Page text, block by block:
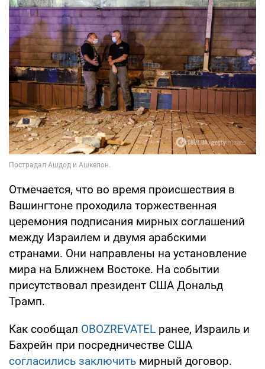
Отмечается, что во время происшествия в
Вашингтоне проходила торжественная
церемония подписания мирных соглашений
между Израилем и двумя арабскими
странами. Они направлены на установление
мира на Ближнем Востоке. На событии
присутствовал президент США Дональд
Трамп.
Как сообщал OBOZREVATEL ранее, Израиль и
Бахрейн при посредничестве США
согласились заключить мирный договор.